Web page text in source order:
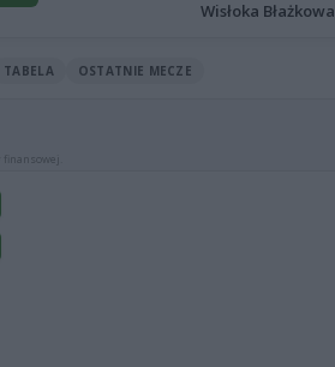
Wisłoka Błażkowa
TABELA OSTATNIE MECZE